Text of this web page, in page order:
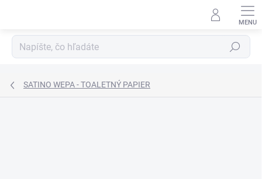
Hľadať
SATINO WEPA - TOALETNÝ PAPIER